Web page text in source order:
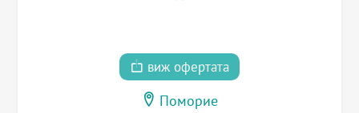
виж офертата
Поморие